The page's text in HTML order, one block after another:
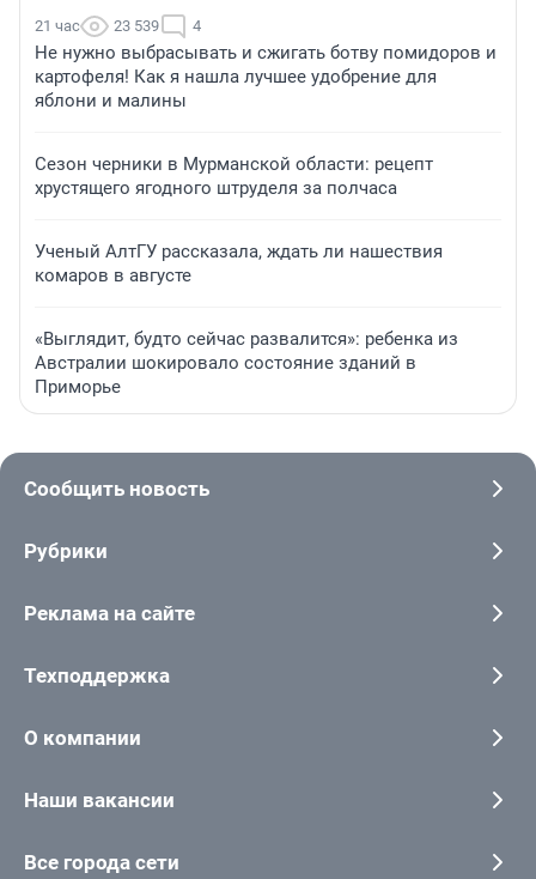
21 час 23 539 4
Не нужно выбрасывать и сжигать ботву помидоров и
картофеля! Как я нашла лучшее удобрение для
яблони и малины
Сезон черники в Мурманской области: рецепт
хрустящего ягодного штруделя за полчаса
Ученый АлтГУ рассказала, ждать ли нашествия
комаров в августе
«Выглядит, будто сейчас развалится»: ребенка из
Австралии шокировало состояние зданий в
Приморье
Сообщить новость
Рубрики
Реклама на сайте
Техподдержка
О компании
Наши вакансии
Все города сети